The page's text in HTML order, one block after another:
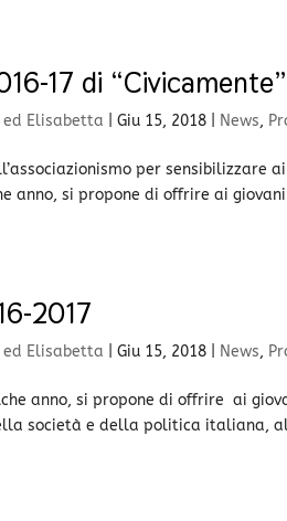
17 di
ed Elisabetta Giu 15, 2018 News,
per
anno, si propone di offrire ai
2017
ed Elisabetta Giu 15, 2018 News,
anno, si propone di offrire ai
società e della politica italiana,